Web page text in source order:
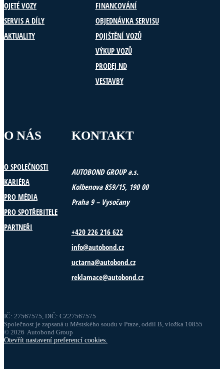
OJETÉ VOZY
SERVIS A DÍLY
AKTUALITY
FINANCOVÁNÍ
OBJEDNÁVKA SERVISU
POJIŠTĚNÍ VOZŮ
VÝKUP VOZŮ
PRODEJ ND
VESTAVBY
O NÁS
O SPOLEČNOSTI
KARIÉRA
PRO MÉDIA
PRO SPOTŘEBITELE
PARTNEŘI
KONTAKT
AUTOBOND GROUP a.s.
Kolbenova 859/15, 190 00
Praha 9 – Vysočany
+420 226 216 622
info@autobond.cz
uctarna@autobond.cz
reklamace@autobond.cz
IČ: 27567575, DIČ: CZ27567575
Společnost je zapsaná u Městského soudu v Praze, oddíl B, vložka 10855
© 2026 Autobond Group
Otevřít nastavení preferencí cookies.